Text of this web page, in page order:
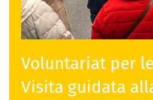
Voluntariat per
Visita guidata